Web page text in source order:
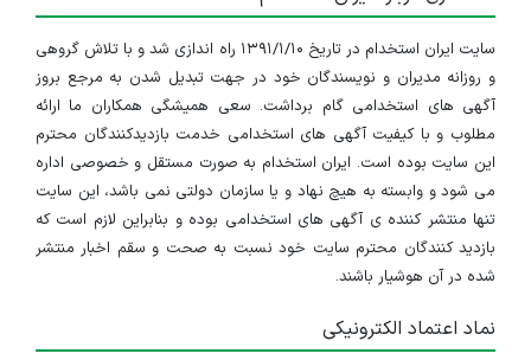
سایت ایران استخدام در تاریخ ۱۳۹۱/۱/۱۰ راه اندازی شد و با تلاش گروهی
و روزانه مدیران و نویسندگان خود در جهت تبدیل شدن به مرجع بروز
آگهی های استخدامی گام برداشت. سعی همیشگی همکاران ما ارائه
مطلوب و با کیفیت آگهی های استخدامی خدمت بازدیدکنندگان محترم
این سایت بوده است. ایران استخدام به صورت مستقل و خصوصی اداره
می شود و وابسته به هیچ نهاد و یا سازمان دولتی نمی باشد، این سایت
تنها منتشر کننده ی آگهی های استخدامی بوده و بنابراین لازم است که
بازدید کنندگان محترم سایت خود نسبت به صحت و سقم اخبار منتشر
شده در آن هوشیار باشند.
نماد اعتماد الکترونیکی